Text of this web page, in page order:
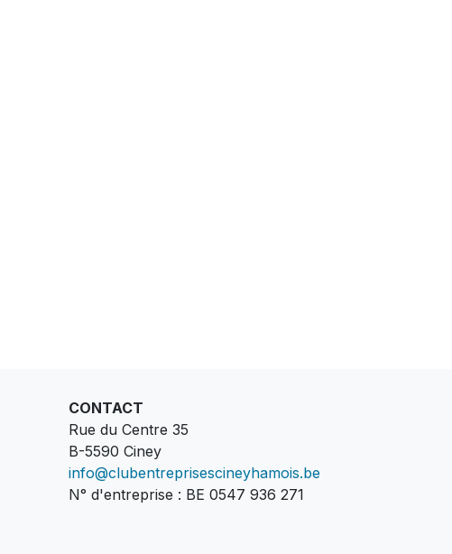
CONTACT
Rue du Centre 35
B-5590 Ciney
info@clubentreprisescineyhamois.be
N° d'entreprise : BE 0547 936 271